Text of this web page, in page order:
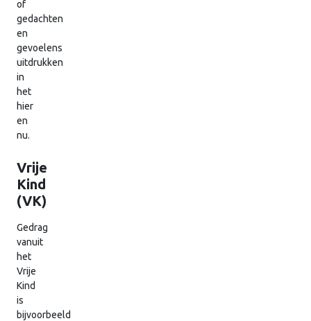
of
gedachten
en
gevoelens
uitdrukken
in
het
hier
en
nu.
Vrije
Kind
(VK)
Gedrag
vanuit
het
Vrije
Kind
is
bijvoorbeeld